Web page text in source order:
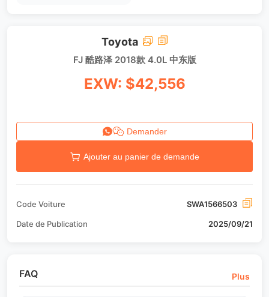
Toyota
FJ 酷路泽 2018款 4.0L 中东版
EXW: $42,556
Demander
Ajouter au panier de demande
Code Voiture SWA1566503
Date de Publication 2025/09/21
FAQ Plus